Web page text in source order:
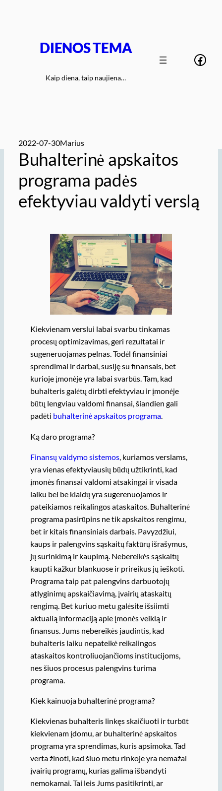
DIENOS TEMA
Kaip diena, taip naujiena…
2022-07-30Marius
Buhalterinė apskaitos
programa padės
efektyviau valdyti verslą
Kiekvienam verslui labai svarbu tinkamas
procesų optimizavimas, geri rezultatai ir
sugeneruojamas pelnas. Todėl finansiniai
sprendimai ir darbai, susiję su finansais, bet
kurioje įmonėje yra labai svarbūs. Tam, kad
buhalteris galėtų dirbti efektyviau ir įmonėje
būtų lengviau valdomi finansai, šiandien gali
padėti buhalterinė apskaitos programa.
Ką daro programa?
Finansų valdymo sistemos, kuriamos verslams,
yra vienas efektyviausių būdų užtikrinti, kad
įmonės finansai valdomi atsakingai ir visada
laiku bei be klaidų yra sugerenuojamos ir
pateikiamos reikalingos ataskaitos. Buhalterinė
programa pasirūpins ne tik apskaitos rengimu,
bet ir kitais finansiniais darbais. Pavyzdžiui,
kaups ir palengvins sąskaitų faktūrų išrašymus,
jų surinkimą ir kaupimą. Nebereikės sąskaitų
kaupti kažkur blankuose ir prireikus jų ieškoti.
Programa taip pat palengvins darbuotojų
atlyginimų apskaičiavimą, įvairių ataskaitų
rengimą. Bet kuriuo metu galėsite išsiimti
aktualią informaciją apie įmonės veiklą ir
finansus. Jums nebereikės jaudintis, kad
buhalteris laiku nepateikė reikalingos
ataskaitos kontroliuojančioms institucijoms,
nes šiuos procesus palengvins turima
programa.
Kiek kainuoja buhalterinė programa?
Kiekvienas buhalteris linkęs skaičiuoti ir turbūt
kiekvienam įdomu, ar buhalterinė apskaitos
programa yra sprendimas, kuris apsimoka. Tad
verta žinoti, kad šiuo metu rinkoje yra nemažai
įvairių programų, kurias galima išbandyti
nemokamai. Tai leis Jums pasitikrinti, ar